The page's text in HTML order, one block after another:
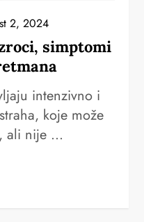
2, 2024
simptomi
intenzivno i
koje može
ali nije …